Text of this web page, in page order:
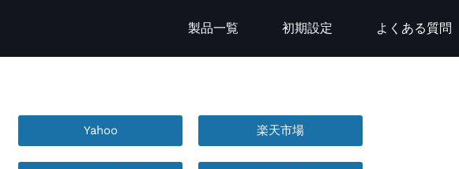
製品一覧 初期設定 よくある質問
Yahoo 楽天市場